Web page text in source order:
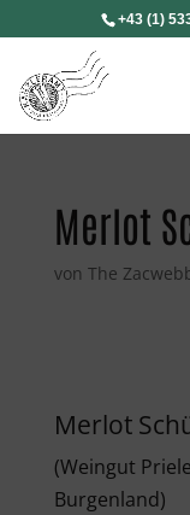
+43 (1)
Merlot
von The
Merlot
(Weingut
Burgenland)